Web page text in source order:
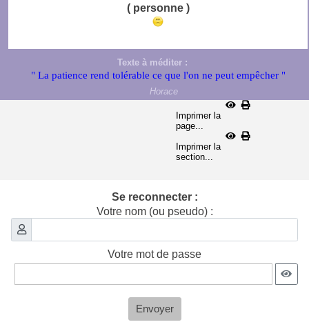
( personne )
Texte à méditer :
" La patience rend tolérable ce que l'on ne peut empêcher "
Horace
Imprimer la
page...
Imprimer la
section...
Se reconnecter :
Votre nom (ou pseudo) :
Votre mot de passe
Envoyer